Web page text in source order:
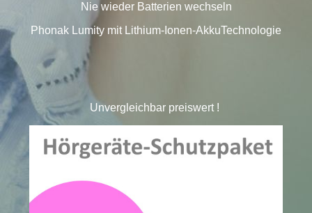
Nie wieder Batterien wechseln
Phonak Lumity mit Lithium-Ionen-AkkuTechnologie
Unvergleichbar preiswert !